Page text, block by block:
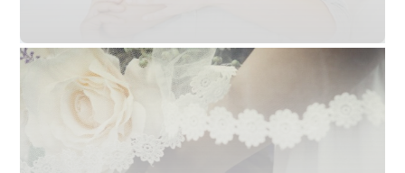
MIRJAM 28 NOVEMBER 2015